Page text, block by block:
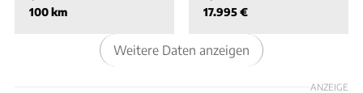
100 km 17.995 €
Weitere Daten anzeigen
ANZEIGE